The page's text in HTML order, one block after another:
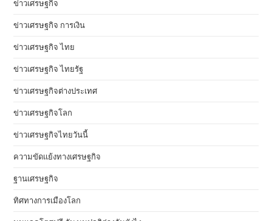
ข่าวเศรษฐกิจ
ข่าวเศรษฐกิจ การเงิน
ข่าวเศรษฐกิจ ไทย
ข่าวเศรษฐกิจ ไทยรัฐ
ข่าวเศรษฐกิจต่างประเทศ
ข่าวเศรษฐกิจโลก
ข่าวเศรษฐกิจไทยวันนี้
ความขัดแย้งทางเศรษฐกิจ
ฐานเศรษฐกิจ
ทิศทางการเมืองโลก